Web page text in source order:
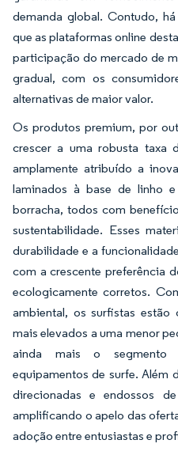
demanda global. Contudo,
que as plataformas online
participação do mercado de
gradual, com os
alternativas de maior valor.
Os produtos premium, por
crescer a uma robusta taxa
amplamente atribuído a
laminados à base de linho
borracha, todos com
sustentabilidade. Esses
durabilidade e a
com a crescente preferência
ecologicamente corretos.
ambiental, os surfistas estão
mais elevados a uma menor
ainda mais o segmento
equipamentos de surfe. Além
direcionadas e endossos
amplificando o apelo das
adoção entre entusiastas e